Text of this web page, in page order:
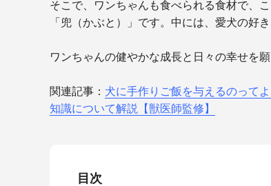
そこで、ワンちゃんも食べられる食材で、
「兜（かぶと）」です。中には、愛犬の好
ワンちゃんの健やかな成長と日々の幸せを
関連記事： 犬に手作りご飯を与えるのって
知識について解説【獣医師監修】
目次